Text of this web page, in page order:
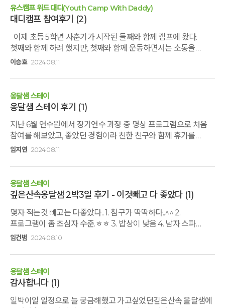
유스캠프 위드 대디(Youth Camp With Daddy)
대디캠프 참여후기 (2)
이제 초등 5학년 사춘기가 시작된 둘째와 함께 캠프에 왔다.
첫째와 함께 하려 했지만, 첫째와 함께 운동하면서는 소통을
종종하고 있어서, 최근 바깥 활동을 열심히 하느라 아침에 나갔다
했다. 이미 한 약속이지만, 둘째는 캠프 참여날이 거의다 되어서야
친구들과 파자마 파티 하기로 했다고 안가면 안되냐고
졸랐다. 처음엔 ‘먼저 한 우리의 약속이 우선이잖아. 이미 너와
함께 가기로 약속했는데, 이제와서 친구들과 다른 약속을 잡으면
어떡하냐!’며 꾸짖었다. 하지만, 친구들과의 관계가 더 중요한
시점이라는 것을 떠올리고 다시한번 얘기했다. ‘다른 친구들은
모두 함께 파자마 파티를 하는데 너만 빠지게 되어 서운 하겠다.
해야할 일도 미리 해놓고 있어. 아빠는 네가 친구들이랑 지내고
싶다고 아빠랑 가는 것을 취소하자고 하니 서운하네. 친구들과
함께하는 파자마 파티는 다음에 또 할 수 있지만, 아빠와 캠프 가는
것은 이번이 아니면 다음엔 언제 또 갈 수 있을지 몰라. 다시 한번
생각해봐 줄래?’라고 말은 이렇게 했지만, ‘파자마 파티는 안되고
대디 캠프를 가야라는 표현이라는 것을 딸도 알았을 것이었다.
조금은 미안했고 조금은 서운했다. 그래도 사춘기 들어 대화를
내가 아이의 친한 친구를 모르고 있다는 것이 떠올랐다. 아이에게
물었다. ‘ 가장 친한 친구는 누구니?’ ‘너무 많은데…’ ‘그 중에서
있어.’ ‘왜 그 친구들이 너에게 가장 친한 친구라고 생각해?’ ‘한
이승호 2024.08.11
옹달샘 스테이
옹달샘 스테이 후기 (1)
지난 6월 연수원에서 장기연수 과정 중 명상 프로그램으로 처음
참여를 해보았고, 좋았던 경험이라 친한 친구와 함께 휴가를
보내는 장소로 옹달샘을 선택했습니다. 자연식 밥상과 마음과
돌아왔습니다. 무엇보다 자율적인 프로그램 참여와 여유있는
프로그램 편성이 좋았고 직원들도 모두 친절하셨습니다.
침대방을 이용하였는데 유독 제 침대가 삐걱거려 첫날 불편하게
잠을 잤지만 침대는 수리하거나 교체하면 될듯하고요... 처음부터
끝까지 좋은 음식과 좋은 공기와 함께여서 행복했습니다. 멀리서
갔지만 같이간 친구도 좋았다고 하니 뿌듯합니다. 다음에 또
뵈어요.
임지연 2024.08.11
옹달샘 스테이
깊은산속옹달샘 2박3일 후기 - 이것빼고 다 좋았다 (1)
몇자 적는것 빼고는 다좋았다.. 1. 침구가 딱딱하다..^^ 2.
프로그램이 좀 초심자 수준.ㅎㅎ 3. 밥상이 낮음 4. 남자 스파
거울이 낮음.. 수그려야 얼굴이 보임-가장 시급한 문제..ㅋㅋㅋ 5.
다좋았습니다.. 식구들 델꾸 또 올긋..
임건범 2024.08.10
옹달샘 스테이
감사합니다 (1)
일박이일 일정으로 늘 궁금해했고 가고싶었던깊은산속 올달샘에